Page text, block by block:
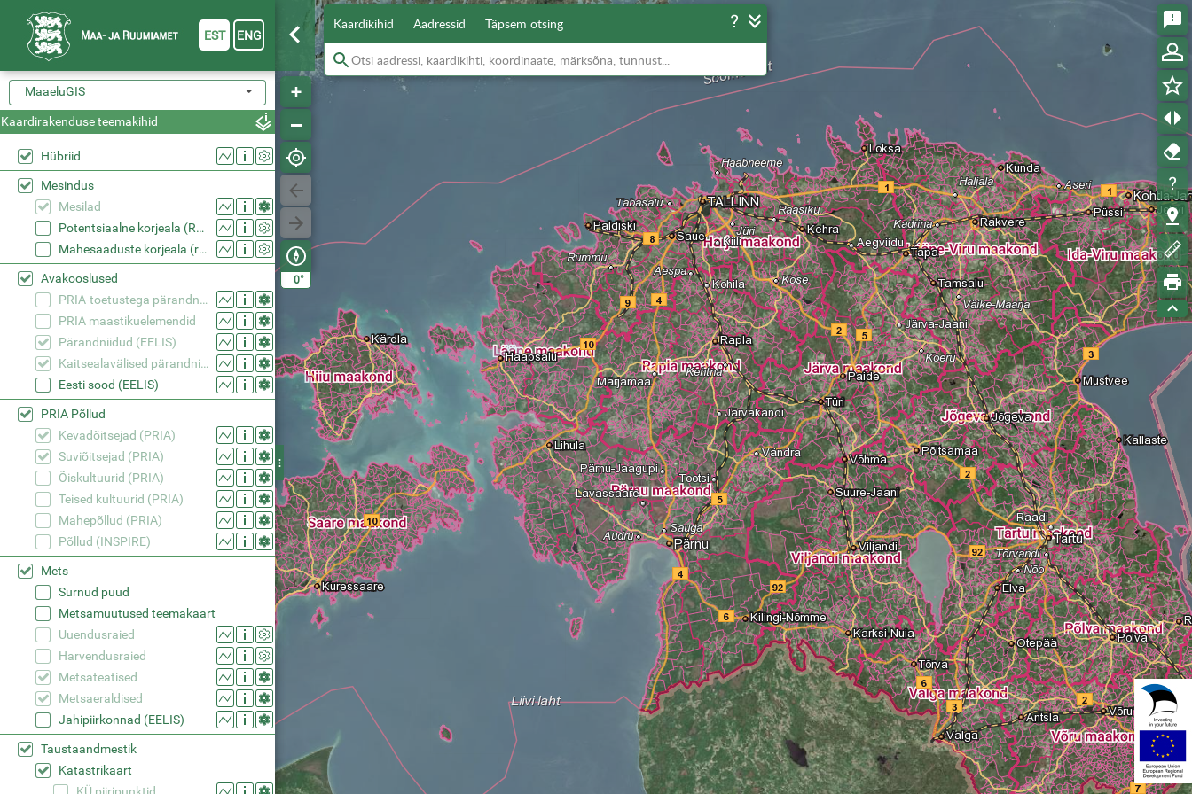
0°
Kaardikihid Aadressid Täpsem otsing
MaaeluGIS
Kaardirakenduse teemakihid
Hübriid
Mesindus
Mesilad
Potentsiaalne korjeala (RMK riigimets)
Mahesaaduste korjeala (registreeritud)
Avakooslused
PRIA-toetustega pärandniidud
PRIA maastikuelemendid
Pärandniidud (EELIS)
Kaitsealavälised pärandniidud (EELIS)
Eesti sood (EELIS)
PRIA Põllud
Kevadõitsejad (PRIA)
Suviõitsejad (PRIA)
Õiskultuurid (PRIA)
Teised kultuurid (PRIA)
Mahepõllud (PRIA)
Põllud (INSPIRE)
Mets
Surnud puud
Metsamuutused teemakaart
Uuendusraied
Harvendusraied
Metsateatised
Metsaeraldised
Jahipiirkonnad (EELIS)
Taustaandmestik
Katastrikaart
EST ENG